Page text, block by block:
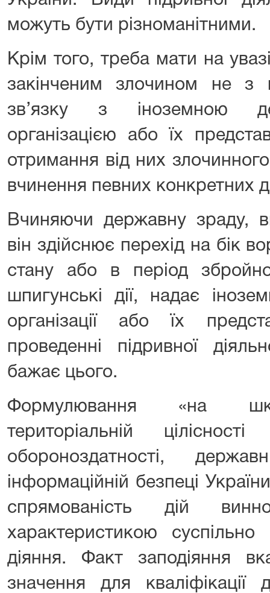
можуть бути різноманітними.
Крім того, треба мати на
закінченим злочином не з
зв’язку з іноземною
організацією або їх
отримання від них
вчинення певних конкретних
Вчиняючи державну зраду,
він здійснює перехід на бік
стану або в період
шпигунські дії, надає
організації або їх
проведенні підривної
бажає цього.
Формулювання «на
територіальній
обороноздатності,
інформаційній безпеці
спрямованість дій
характеристикою суспільно
діяння. Факт заподіяння
значення для